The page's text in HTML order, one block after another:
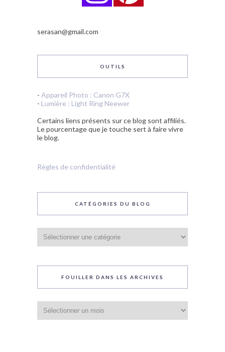
serasan@gmail.com
OUTILS
- Appareil Photo : Canon G7X
- Lumière : Light Ring Neewer
Certains liens présents sur ce blog sont affiliés.
Le pourcentage que je touche sert à faire vivre
le blog.
Règles de confidentialité
CATÉGORIES DU BLOG
du
blog
FOUILLER DANS LES ARCHIVES
dans
les